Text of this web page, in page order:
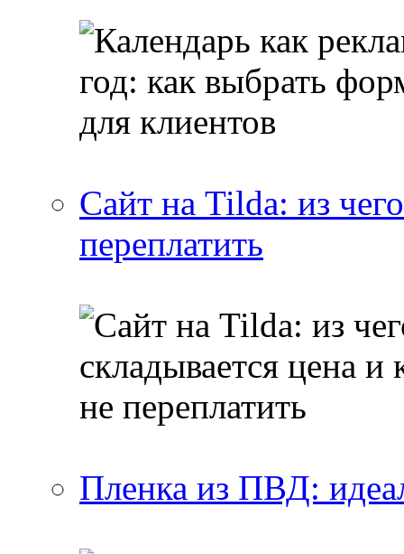
Сайт на Tilda: из
переплатить
Пленка из ПВД: